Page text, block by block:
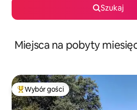
Szukaj
Miejsca na pobyty
Najpopularniejsze z kategorii Wybór
Wybór gości